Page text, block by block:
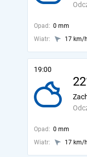
Opad: 0 mm
Wiatr:
17 km/h
19:00
Opad: 0 mm
Wiatr:
17 km/h